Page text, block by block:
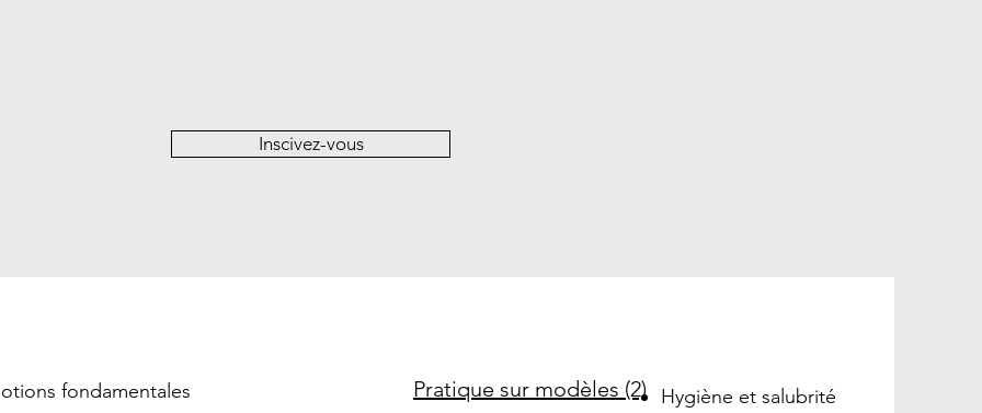
Inscivez-vous
fondamentales
Pratique sur modèles (2)
Hygiène et salubrité